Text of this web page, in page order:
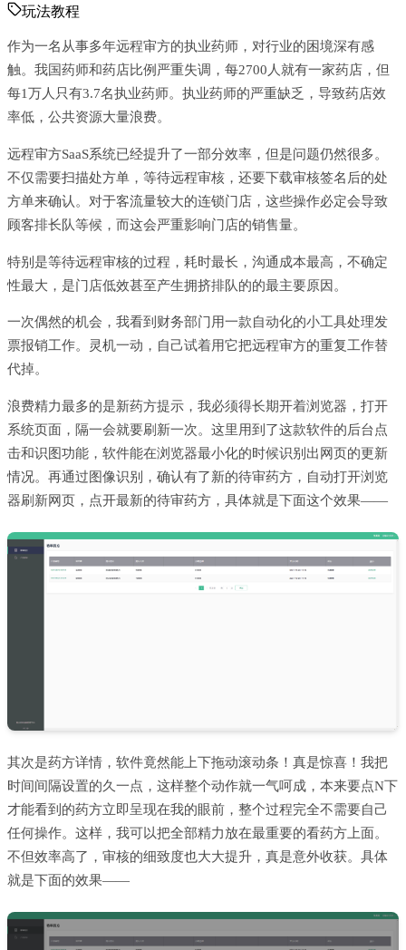
玩法教程
作为一名从事多年远程审方的执业药师，对行业的困境深有感
触。我国药师和药店比例严重失调，每2700人就有一家药店，但
每1万人只有3.7名执业药师。执业药师的严重缺乏，导致药店效
率低，公共资源大量浪费。
远程审方SaaS系统已经提升了一部分效率，但是问题仍然很多。
不仅需要扫描处方单，等待远程审核，还要下载审核签名后的处
方单来确认。对于客流量较大的连锁门店，这些操作必定会导致
顾客排长队等候，而这会严重影响门店的销售量。
特别是等待远程审核的过程，耗时最长，沟通成本最高，不确定
性最大，是门店低效甚至产生拥挤排队的的最主要原因。
一次偶然的机会，我看到财务部门用一款自动化的小工具处理发
票报销工作。灵机一动，自己试着用它把远程审方的重复工作替
代掉。
浪费精力最多的是新药方提示，我必须得长期开着浏览器，打开
系统页面，隔一会就要刷新一次。这里用到了这款软件的后台点
击和识图功能，软件能在浏览器最小化的时候识别出网页的更新
情况。再通过图像识别，确认有了新的待审药方，自动打开浏览
器刷新网页，点开最新的待审药方，具体就是下面这个效果——
其次是药方详情，软件竟然能上下拖动滚动条！真是惊喜！我把
时间间隔设置的久一点，这样整个动作就一气呵成，本来要点N下
才能看到的药方立即呈现在我的眼前，整个过程完全不需要自己
任何操作。这样，我可以把全部精力放在最重要的看药方上面。
不但效率高了，审核的细致度也大大提升，真是意外收获。具体
就是下面的效果——